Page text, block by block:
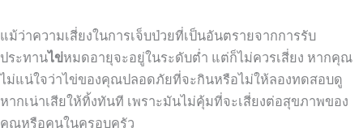
แม้ว่าความเสี่ยงในการเจ็บป่วยที่เป็นอันตรายจากการรับ
ประทานไข่หมดอายุจะอยู่ในระดับต่ำ แต่ก็ไม่ควรเสี่ยง หากคุณ
ไม่แน่ใจว่าไข่ของคุณปลอดภัยที่จะกินหรือไม่ให้ลองทดสอบดู
หากเน่าเสียให้ทิ้งทันที เพราะมันไม่คุ้มที่จะเสี่ยงต่อสุขภาพของ
คุณหรือคนในครอบครัว